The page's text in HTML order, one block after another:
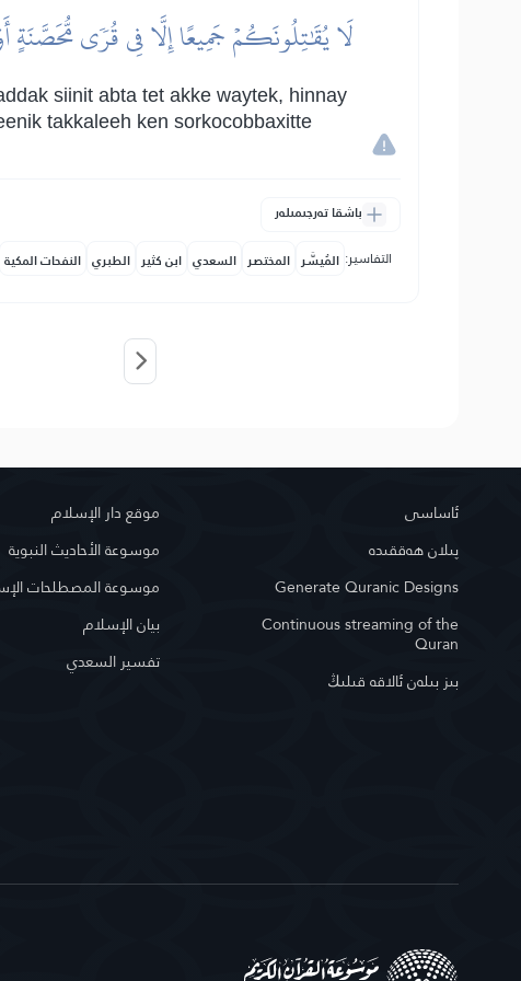
لَا يُقَٰتِلُونَكُمۡ جَمِيعًا إِلَّا فِي قُرٗى
siinit abta tet akke waytek, hinnay
takkaleeh ken sorkocobbaxitte
باشقا تەرجىمىلەر
التفاسير: المُيسَّر المختصر السعدي ابن كثير الطبري النفحات المكية
ئاساسى
پىلان ھەققىدە
Generate Quranic Designs
Continuous streaming of the
Quran
بىز بىلەن ئالاقە قىلىڭ
موقع دار الإسلام
موسوعة الأحاديث النبوية
موسوعة المصطلحات
بيان الإسلام
تفسير السعدي